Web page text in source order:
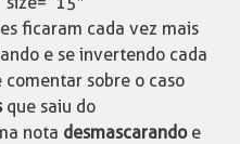
ficaram cada vez mais
e se invertendo cada
sobre o caso
que saiu do
nota desmascarandoe